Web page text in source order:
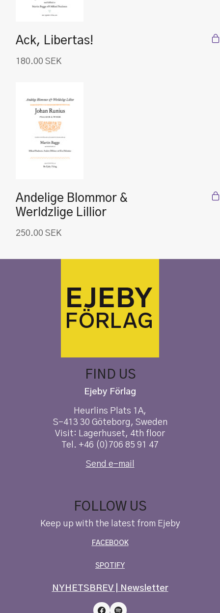
Ack, Libertas!
180.00 SEK
Andelige Blommor &
Werldzlige Lillior
250.00 SEK
FIND US
Ejeby Förlag
Heurlins Plats 1A,
S-413 30 Göteborg, Sweden
Visit: Lagerhuset, 4th floor
Tel. +46 (0)706 85 91 47
Send e-mail
FOLLOW US
Keep up with the latest from Ejeby
FACEBOOK
SPOTIFY
NYHETSBREV | Newsletter